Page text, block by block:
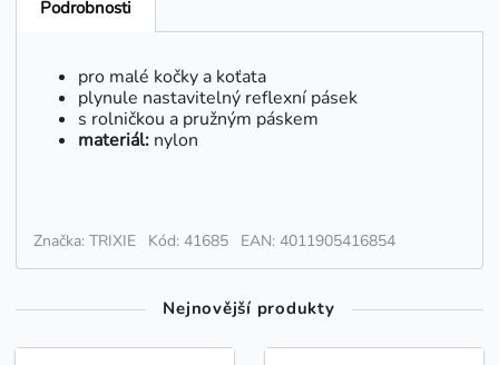
Podrobnosti
pro malé kočky a koťata
plynule nastavitelný reflexní pásek
s rolničkou a pružným páskem
materiál: nylon
Značka: TRIXIE Kód: 41685 EAN: 4011905416854
Nejnovější produkty